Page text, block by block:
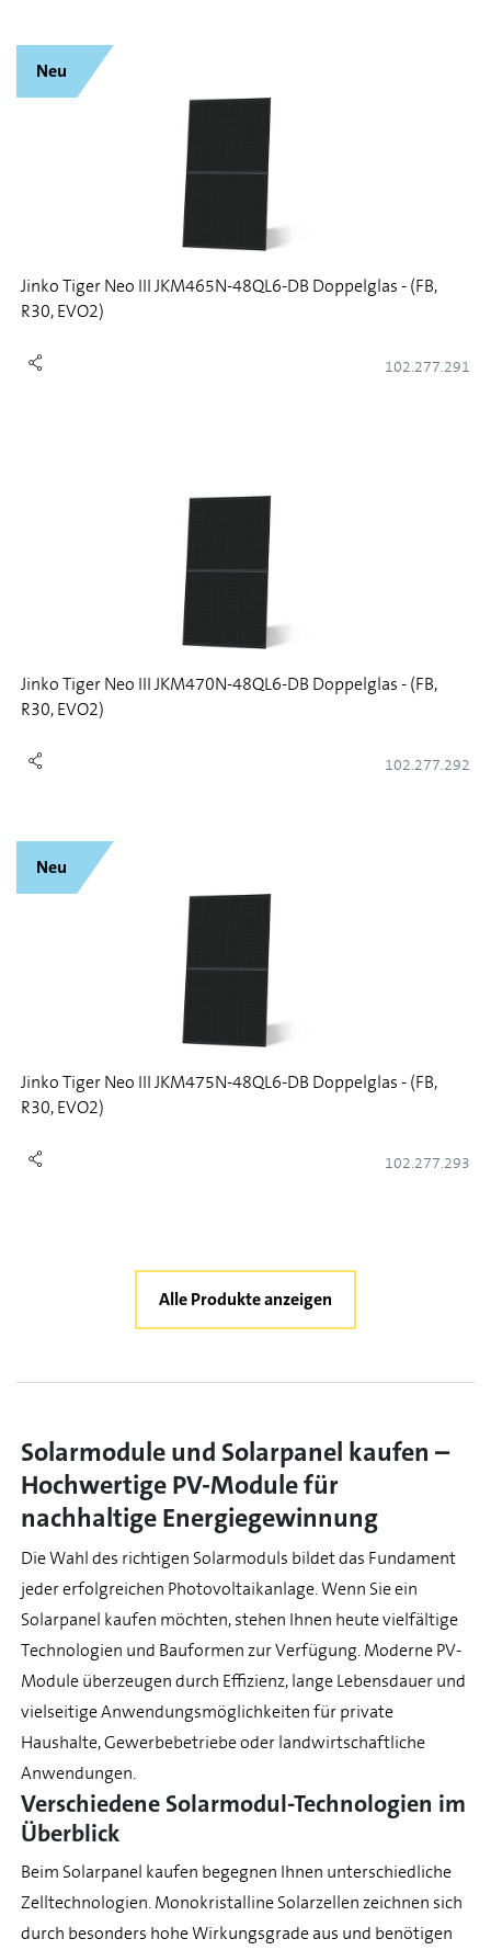
Neu
Jinko Tiger Neo III JKM465N-48QL6-DB Doppelglas - (FB,
R30, EVO2)
102.277.291
Jinko Tiger Neo III JKM470N-48QL6-DB Doppelglas - (FB,
R30, EVO2)
102.277.292
Neu
Jinko Tiger Neo III JKM475N-48QL6-DB Doppelglas - (FB,
R30, EVO2)
102.277.293
Alle Produkte anzeigen
Solarmodule und Solarpanel kaufen –
Hochwertige PV-Module für
nachhaltige Energiegewinnung
Die Wahl des richtigen Solarmoduls bildet das Fundament
jeder erfolgreichen Photovoltaikanlage. Wenn Sie ein
Solarpanel kaufen möchten, stehen Ihnen heute vielfältige
Technologien und Bauformen zur Verfügung. Moderne PV-
Module überzeugen durch Effizienz, lange Lebensdauer und
vielseitige Anwendungsmöglichkeiten für private
Haushalte, Gewerbebetriebe oder landwirtschaftliche
Anwendungen.
Verschiedene Solarmodul-Technologien im
Überblick
Beim Solarpanel kaufen begegnen Ihnen unterschiedliche
Zelltechnologien. Monokristalline Solarzellen zeichnen sich
durch besonders hohe Wirkungsgrade aus und benötigen